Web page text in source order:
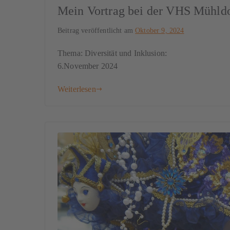
Mein Vortrag bei der VHS
Beitrag veröffentlicht amOktober 9, 2024
Thema: Diversität und Inklusion:
6.November 2024
Weiterlesen